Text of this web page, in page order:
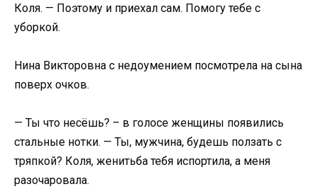
Коля. — Поэтому и приехал сам. Помогу тебе с
уборкой.
Нина Викторовна с недоумением посмотрела на сына
поверх очков.
— Ты что несёшь? – в голосе женщины появились
стальные нотки. — Ты, мужчина, будешь ползать с
тряпкой? Коля, женитьба тебя испортила, а меня
разочаровала.